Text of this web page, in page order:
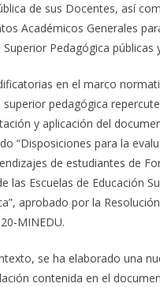
de sus Docentes, así
Académicos Generales
Superior Pedagógica públicas
en el marco
superior pedagógica
y aplicación del
“Disposiciones para la
de estudiantes de
las Escuelas de Educación
aprobado por la
MINEDU.
se ha elaborado una
contenida en el